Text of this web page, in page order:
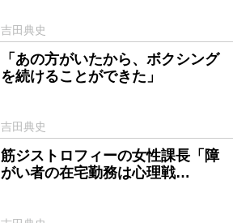
吉田典史
「あの方がいたから、ボクシング
を続けることができた」
吉田典史
筋ジストロフィーの女性課長「障
がい者の在宅勤務は心理戦…